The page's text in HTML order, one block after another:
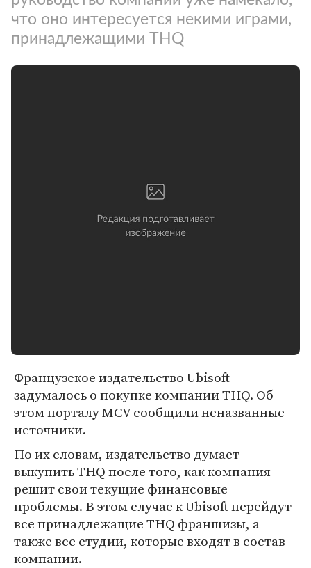
что оно интересуется некими играми,
принадлежащими THQ
Французское издательство Ubisoft
задумалось о покупке компании THQ. Об
этом порталу MCV сообщили неназванные
источники.
По их словам, издательство думает
выкупить THQ после того, как компания
решит свои текущие финансовые
проблемы. В этом случае к Ubisoft перейдут
все принадлежащие THQ франшизы, а
также все студии, которые входят в состав
компании.